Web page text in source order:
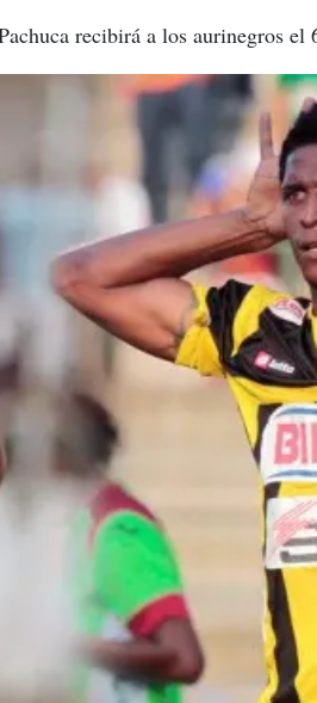
recibirá a los aurinegros el